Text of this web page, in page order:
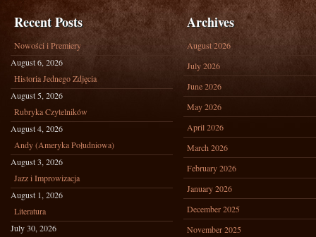
Recent Posts
Nowości i Premiery
August 6, 2026
Historia Jednego Zdjęcia
August 5, 2026
Rubryka Czytelników
August 4, 2026
Andy (Ameryka Południowa)
August 3, 2026
Jazz i Improwizacja
August 1, 2026
Literatura
July 30, 2026
Archives
August 2026
July 2026
June 2026
May 2026
April 2026
March 2026
February 2026
January 2026
December 2025
November 2025